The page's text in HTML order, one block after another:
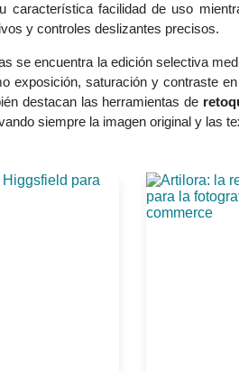
característica facilidad de uso
y controles deslizantes precisos.
se encuentra la edición selectiva
exposición, saturación y contraste
destacan las herramientas de
siempre la imagen original y las